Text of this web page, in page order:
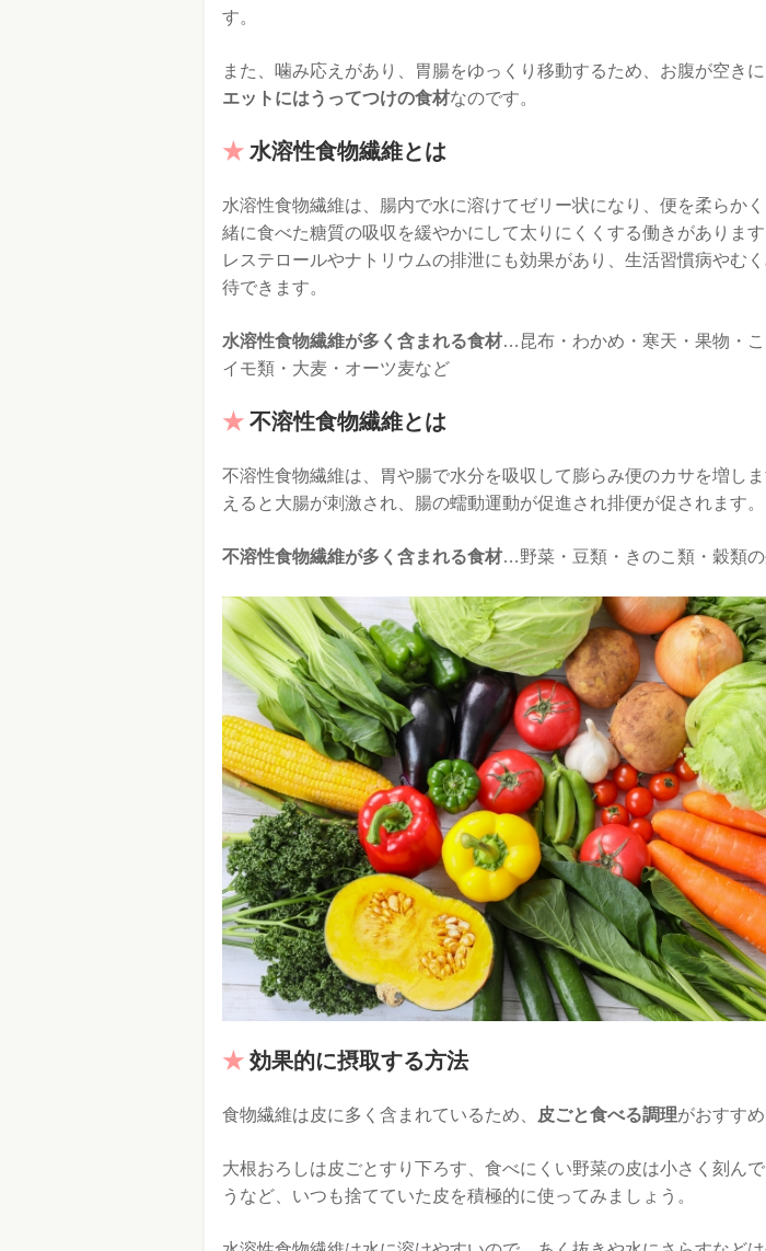
す。
また、噛み応えがあり、胃腸をゆっくり移動するため、お腹が空きに
エットにはうってつけの食材なのです。
水溶性食物繊維とは
水溶性食物繊維は、腸内で水に溶けてゼリー状になり、便を柔らか
緒に食べた糖質の吸収を緩やかにして太りにくくする働きがありま
レステロールやナトリウムの排泄にも効果があり、生活習慣病やむ
待できます。
水溶性食物繊維が多く含まれる食材…昆布・わかめ・寒天・果物・こ
イモ類・大麦・オーツ麦など
不溶性食物繊維とは
不溶性食物繊維は、胃や腸で水分を吸収して膨らみ便のカサを増し
えると大腸が刺激され、腸の蠕動運動が促進され排便が促されます。
不溶性食物繊維が多く含まれる食材…野菜・豆類・きのこ類・穀類
効果的に摂取する方法
食物繊維は皮に多く含まれているため、 皮ごと食べる調理がおすすめ
大根おろしは皮ごとすり下ろす、食べにくい野菜の皮は小さく刻ん
うなど、いつも捨てていた皮を積極的に使ってみましょう。